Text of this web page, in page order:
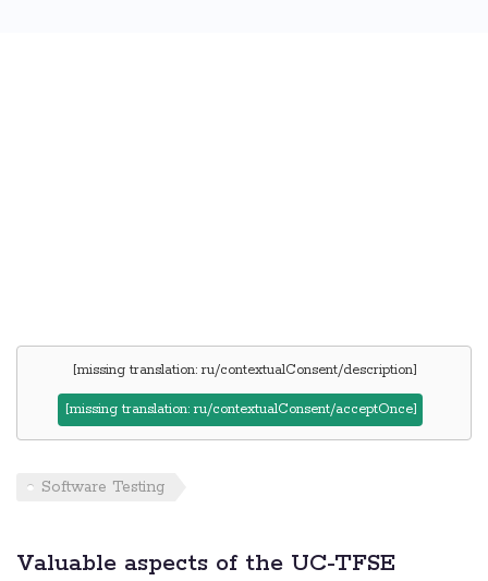
[missing translation: ru/contextualConsent/description]
[missing translation: ru/contextualConsent/acceptOnce]
Software Testing
Valuable aspects of the UC-TFSE